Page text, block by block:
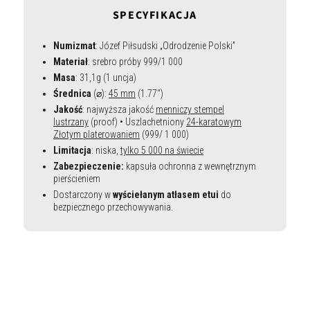
SPECYFIKACJA
Numizmat: Józef Piłsudski „Odrodzenie Polski”
Materiał: srebro próby 999/1 000
Masa: 31,1g (1 uncja)
Średnica (⌀): 45 mm (1.77")
Jakość: najwyższa jakość menniczy stempel
lustrzany (proof) • Uszlachetniony 24-karatowym
Złotym platerowaniem (999/ 1 000)
Limitacja: niska, tylko 5 000 na świecie
Zabezpieczenie: kapsuła ochronna z wewnętrznym
pierścieniem
Dostarczony wwyściełanym atłasem etui do
bezpiecznego przechowywania.